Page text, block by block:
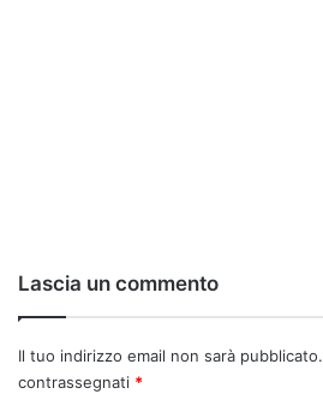
Lascia un commento
Il tuo indirizzo email non sarà pubblicato.
contrassegnati *